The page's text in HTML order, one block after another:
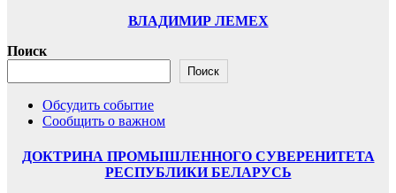
ВЛАДИМИР ЛЕМЕХ
Поиск
Поиск
Обсудить событие
Сообщить о важном
ДОКТРИНА ПРОМЫШЛЕННОГО СУВЕРЕНИТЕТА
РЕСПУБЛИКИ БЕЛАРУСЬ